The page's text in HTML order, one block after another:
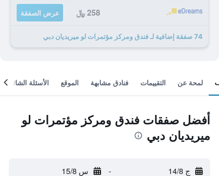
258 ﷼ عرض الصفقة
74 صفقة إضافية لـ فندق ومركز مؤتمرات لو ميريديان دبي
لمحة عن التقييمات فنادق مشابهة الموقع الأسئلة الشائعة
أفضل صفقات فندق ومركز مؤتمرات لو
ميريديان دبي
ج 14/8 - س 15/8